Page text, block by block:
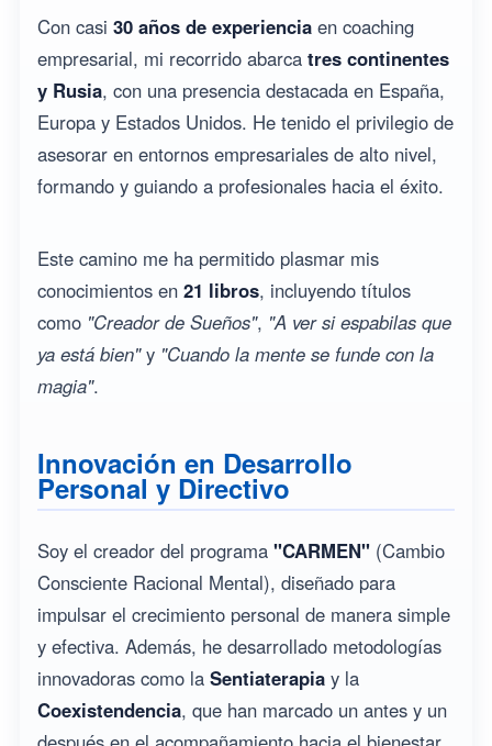
Con casi 30 años de experienciaen coaching
empresarial, mi recorrido abarca tres continentes
y Rusia, con una presencia destacada en España,
Europa y Estados Unidos. He tenido el privilegio de
asesorar en entornos empresariales de alto nivel,
formando y guiando a profesionales hacia el éxito.
Este camino me ha permitido plasmar mis
conocimientos en 21 libros, incluyendo títulos
como "Creador de Sueños", "A ver si espabilas que
ya está bien"y "Cuando la mente se funde con la
magia".
Innovación en Desarrollo
Personal y Directivo
Soy el creador del programa "CARMEN"(Cambio
Consciente Racional Mental), diseñado para
impulsar el crecimiento personal de manera simple
y efectiva. Además, he desarrollado metodologías
innovadoras como la Sentiaterapiay la
Coexistendencia, que han marcado un antes y un